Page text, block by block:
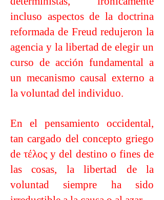
incluso aspectos de la doctrina
reformada de Freud redujeron la
agencia y la libertad de elegir un
curso de acción fundamental a
un mecanismo causal externo a
la voluntad del individuo.
En el pensamiento occidental,
tan cargado del concepto griego
de τέλος y del destino o fines de
las cosas, la libertad de la
voluntad siempre ha sido